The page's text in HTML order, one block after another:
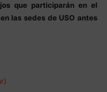
que participarán en el
las sedes de USO antes